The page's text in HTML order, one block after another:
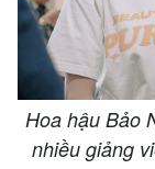
Hoa hậu Bảo
nhiều giảng